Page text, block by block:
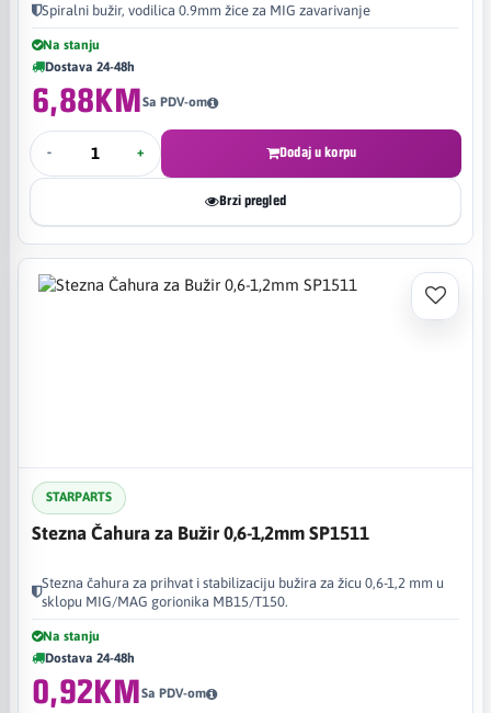
Spiralni bužir, vodilica 0.9mm žice za MIG zavarivanje
Na stanju
Dostava 24-48h
6,88KMSa PDV-om
- + Dodaj u korpu
Brzi pregled
STARPARTS
Stezna Čahura za Bužir 0,6-1,2mm SP1511
Stezna čahura za prihvat i stabilizaciju bužira za žicu 0,6-1,2 mm u
sklopu MIG/MAG gorionika MB15/T150.
Na stanju
Dostava 24-48h
0,92KMSa PDV-om